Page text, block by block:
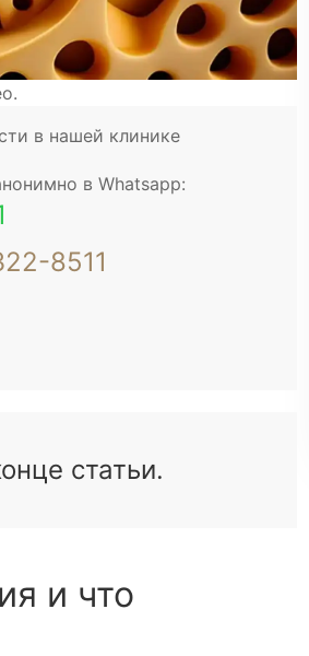
в нашей клинике
в Whatsapp:
8511
статьи.
и что